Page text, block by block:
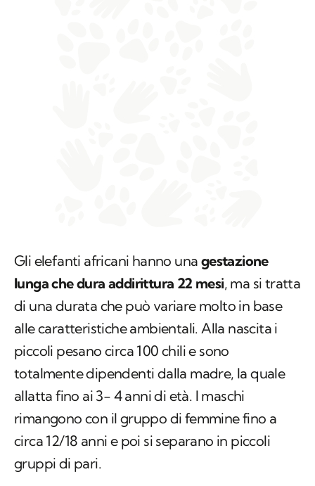
Gli elefanti africani hanno una gestazione
lunga che dura addirittura 22 mesi, ma si tratta
di una durata che può variare molto in base
alle caratteristiche ambientali. Alla nascita i
piccoli pesano circa 100 chili e sono
totalmente dipendenti dalla madre, la quale
allatta fino ai 3- 4 anni di età. I maschi
rimangono con il gruppo di femmine fino a
circa 12/18 anni e poi si separano in piccoli
gruppi di pari.